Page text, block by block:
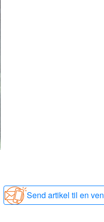
Send artikel til en ven